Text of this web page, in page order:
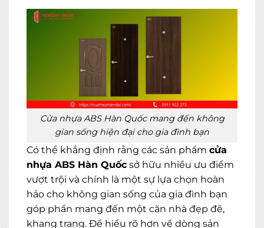
Cửa nhựa ABS Hàn Quốc mang đến không
gian sống hiện đại cho gia đình bạn
Có thể khẳng định rằng các sản phẩm cửa
nhựa ABS Hàn Quốc sở hữu nhiều ưu điểm
vượt trội và chính là một sự lựa chọn hoàn
hảo cho không gian sống của gia đình bạn
góp phần mang đến một căn nhà đẹp đẽ,
khang trang. Để hiểu rõ hơn về dòng sản